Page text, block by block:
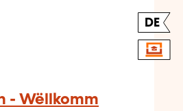
DE
- Wëllkomm